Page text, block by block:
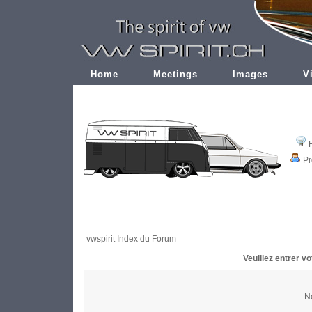
Home Meetings Images
vwspirit Index du Forum
Veuillez entrer